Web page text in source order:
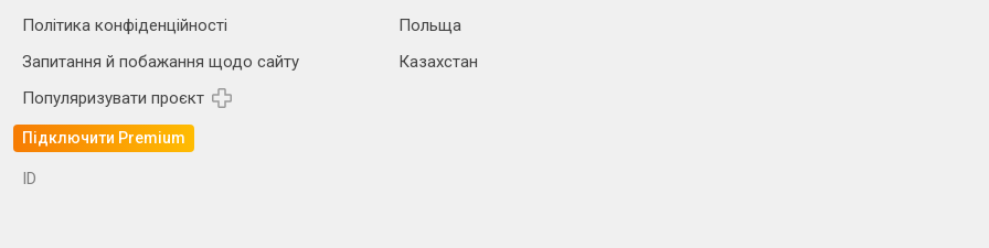
Політика конфіденційності
Запитання й побажання щодо сайту
Популяризувати проєкт
Підключити Premium
Польща
Казахстан
ID